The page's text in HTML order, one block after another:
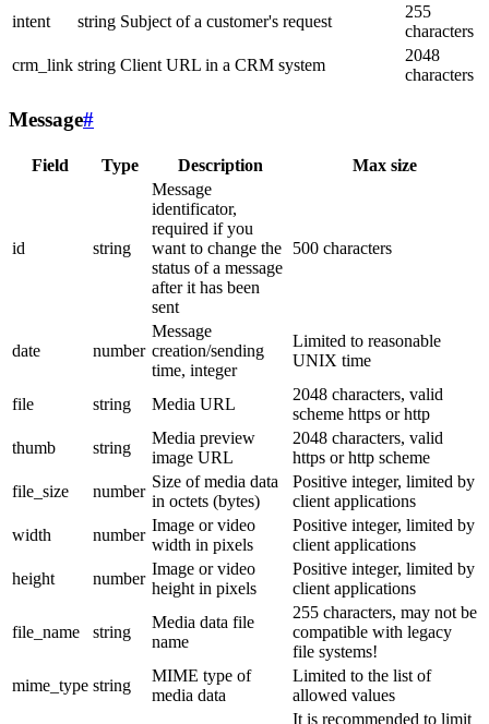
intent
string Subject of a customer's request
255
characters
crm_link string Client URL in a CRM system
2048
characters
Message#
Field Type Description Max size
id string
Message
identificator,
required if you
want to change the
status of a message
after it has been
sent
500 characters
date number
Message
creation/sending
time, integer
Limited to reasonable
UNIX time
file string Media URL
2048 characters, valid
scheme https or http
thumb
string
Media preview
image URL
2048 characters, valid
https or http scheme
file_size
number
Size of media data
in octets (bytes)
Positive integer, limited by
client applications
width
number
Image or video
width in pixels
Positive integer, limited by
client applications
height
number
Image or video
height in pixels
Positive integer, limited by
client applications
file_name string
Media data file
name
255 characters, may not be
compatible with legacy
file systems!
mime_type string
MIME type of
media data
Limited to the list of
allowed values
It is recommended to limit